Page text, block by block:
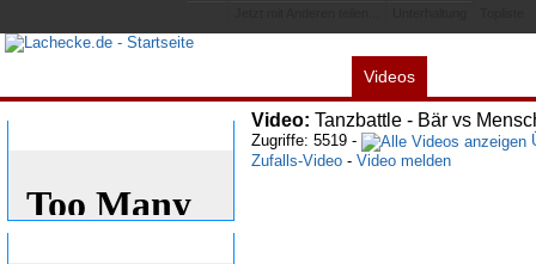
Videos
Video: Tanzbattle - Bär vs
Zugriffe: 5519 -
Zufalls-Video - Video melden